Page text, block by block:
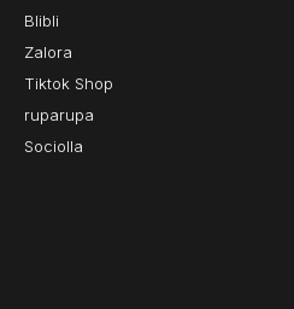
Blibli
Zalora
Tiktok Shop
ruparupa
Sociolla